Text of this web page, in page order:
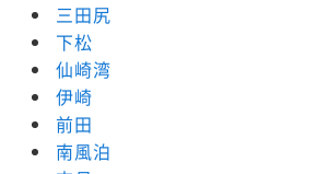
三田尻
下松
仙崎湾
伊崎
前田
南風泊